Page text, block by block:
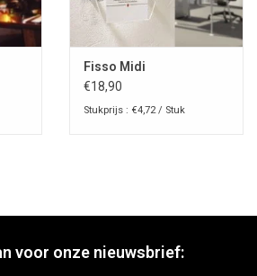
Fisso Midi
€18,90
Stukprijs : €4,72 / Stuk
voor onze nieuwsbrief: